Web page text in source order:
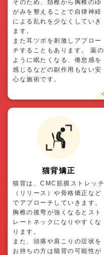
そのため、頚椎から胸椎のゆ
がみを整えることで自律神経
による乱れを少なくしていき
ます。
また耳ツボを刺激しアプロー
チすることもあります。 薬の
ように眠たくなる、倦怠感を
感じるなどの副作用もない安
心な施術です。
猫背矯正
猫背は、CMC筋膜ストレッチ
（リリース）や骨格矯正など
でアプローチしていきます。
胸椎の後弯が強くなるとスト
レートネックになりやすくな
ります。
また、頭痛や肩こりの症状を
お持ちの方は猫背の可能性が